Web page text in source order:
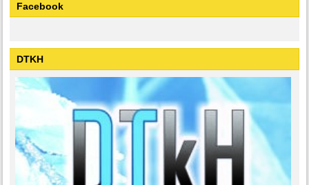
Facebook
DTKH